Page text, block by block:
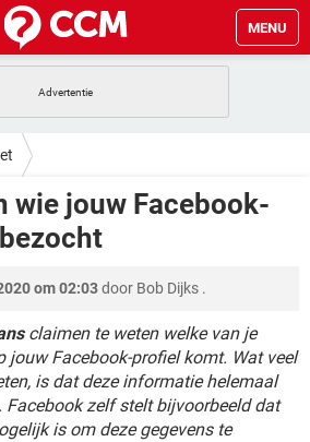
MENU
CORONAVIRUS
SNAPCHAT
WINDOWS 10
SNAPCHAT
GAMES
SNAPCHAT
GAMES
WINDOWS 10
CORONAVIRUS
SNAPCHAT
GAMES
WINDOWS 10
CORONAVIRUS
wie jouw Facebook-
om 02:03door Bob Dijks .
claimen te weten welke van je
jouw Facebook-profiel komt. Wat veel
is dat deze informatie helemaal
zelf stelt bijvoorbeeld dat
is om deze gegevens te